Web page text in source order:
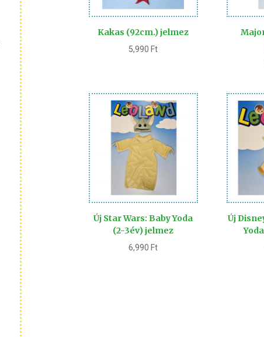
Kakas (92cm.) jelmez
5,990 Ft
Új Star Wars: Baby Yoda
(2-3év) jelmez
6,990Ft
Új